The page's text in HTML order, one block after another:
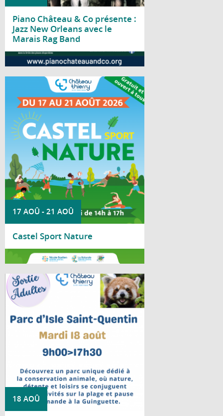
Piano Château & Co présente :
Jazz New Orleans avec le
Marais Rag Band
Lire la suite
17 AOÛ -21 AOÛ
Castel Sport Nature
Du 17 au 21 août 2026, le parc Saint-
Joseph accueille la deuxième édition de
Castel Sport Nature.
Lire la suite
18 AOÛ
Le Centre social Nicole Bastien vous
propose une sortie au Parc d'Isle, à Saint-
Quentin, le mardi 18 août, de 9 h à 17 h 30.